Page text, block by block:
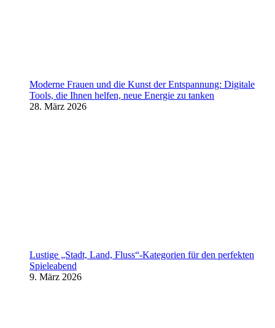
Moderne Frauen und die Kunst der Entspannung: Digitale
Tools, die Ihnen helfen, neue Energie zu tanken
28. März 2026
Lustige „Stadt, Land, Fluss“-Kategorien für den perfekten
Spieleabend
9. März 2026